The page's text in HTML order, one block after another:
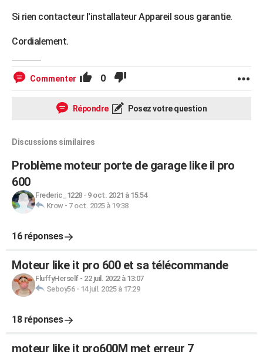
Si rien contacteur l'installateur Appareil sous garantie.
Cordialement.
Commenter 0
Répondre Posez votre question
Discussions similaires
Problème moteur porte de garage like il pro
600
Frederic_1228- 9 oct. 2021 à 15:54
Krow- 7 oct. 2025 à 19:38
16 réponses
Moteur like it pro 600 et sa télécommande
FluffyHerself- 22 juil. 2022 à 13:07
Seboy56- 14 juil. 2025 à 17:29
18 réponses
moteur like it pro600M met erreur 7